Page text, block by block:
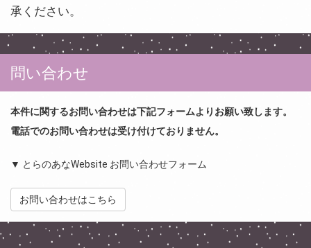
承ください。
問い合わせ
本件に関するお問い合わせは下記フォームよりお願い致します。
電話でのお問い合わせは受け付けておりません。
▼ とらのあなWebsite お問い合わせフォーム
お問い合わせはこちら